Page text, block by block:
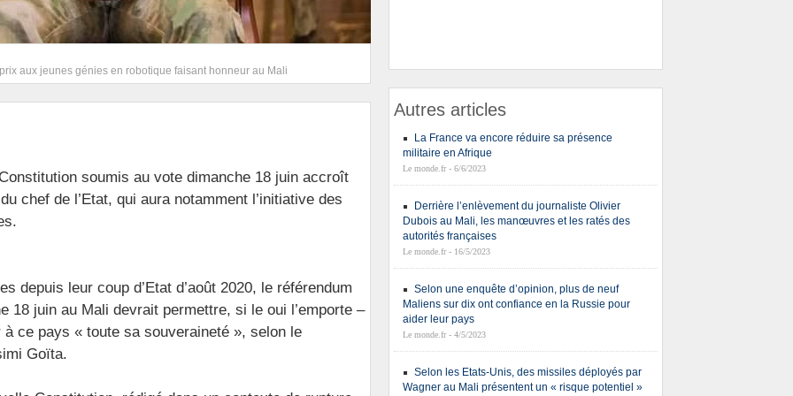
aux jeunes génies en robotique faisant honneur au Mali
soumis au vote dimanche 18 juin accroît
chef de l’Etat, qui aura notamment l’initiative des
depuis leur coup d’Etat d’août 2020, le référendum
18 juin au Mali devrait permettre, si le oui l’emporte –
ce pays « toute sa souveraineté », selon le
Goïta.
Autres articles
La France va encore réduire sa présence
militaire en Afrique
Le monde.fr - 6/6/2023
Derrière l’enlèvement du journaliste Olivier
Dubois au Mali, les manœuvres et les ratés des
autorités françaises
Le monde.fr - 16/5/2023
Selon une enquête d’opinion, plus de neuf
Maliens sur dix ont confiance en la Russie pour
aider leur pays
Le monde.fr - 4/5/2023
Selon les Etats-Unis, des missiles déployés par
Wagner au Mali présentent un « risque potentiel »